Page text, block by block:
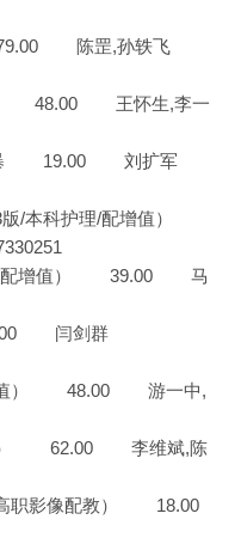
79.00 陈罡,孙轶飞
值) 48.00 王怀生,李一
风暴 19.00 刘扩军
版/本科护理/配增值）
课/配增值） 39.00 马
闫剑群
增值） 48.00 游一中,
值） 62.00 李维斌,陈
高职影像配教） 18.00